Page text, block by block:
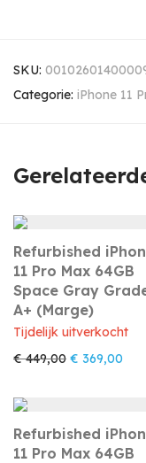
SKU:
Categorie: iPhone 11
Refurbished
11 Pro Max 64GB
Space Gray
A+ (Marge)
Tijdelijk uitverkocht
€449,00 € 369,00
Refurbished
11 Pro Max 64GB